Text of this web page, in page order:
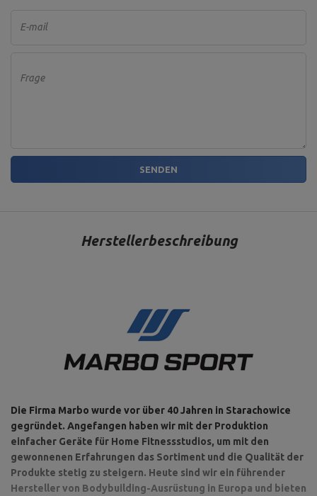
E-mail
Frage
SENDEN
Herstellerbeschreibung
Die Firma Marbo wurde vor über 40 Jahren in Starachowice
gegründet. Angefangen haben wir mit der Produktion
einfacher Geräte für Home Fitnessstudios, um mit den
gewonnenen Erfahrungen das Sortiment und die Qualität der
Produkte stetig zu steigern. Heute sind wir ein führender
Hersteller von Bodybuilding-Ausrüstung in Europa und bieten